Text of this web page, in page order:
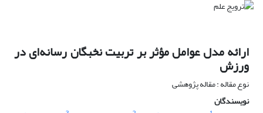
ارائه مدل عوامل مؤثر بر تربیت نخبگان رسانه‌ای در
ورزش
نوع مقاله : مقاله پژوهشی
نویسندگان